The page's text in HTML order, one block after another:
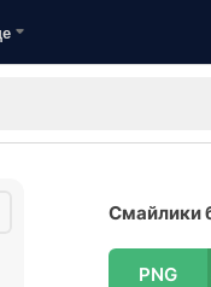
Смайлики
PNG